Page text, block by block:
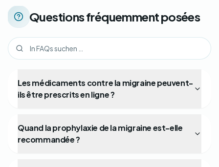
Questions fréquemment posées
Les médicaments contre la migraine peuvent-
ils être prescrits en ligne ?
Quand la prophylaxie de la migraine est-elle
recommandée ?